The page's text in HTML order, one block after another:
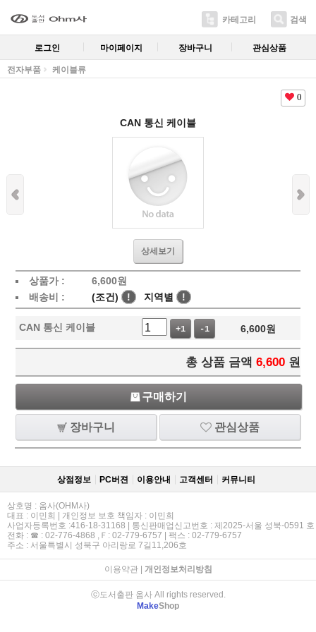
카테고리 검색
로그인 마이페이지 장바구니 관심상품
전자부품 케이블류
0
CAN 통신 케이블
상세보기
상품가 : 6,600원
배송비 :
(조건) ! 지역별 !
CAN 통신 케이블 +1 -1 6,600원
총 상품 금액 6,600 원
구매하기
장바구니 관심상품
상점정보 PC버젼 이용안내 고객센터 커뮤니티
상호명 : 옴사(OHM사)
대표 : 이민희 | 개인정보 보호 책임자 : 이민희
사업자등록번호 :416-18-31168 | 통신판매업신고번호 : 제2025-서울 성북-0591 호
전화 : ☎ : 02-776-4868 ,Ｆ: 02-779-6757 | 팩스 : 02-779-6757
주소 : 서울특별시 성북구 아리랑로 7길11,206호
이용약관| 개인정보처리방침
ⓒ도서출판 옴사 All rights reserved.
MakeShop